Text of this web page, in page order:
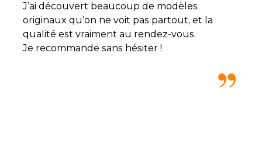
J’ai découvert beaucoup de modèles
originaux qu’on ne voit pas partout, et la
qualité est vraiment au rendez-vous.
Je recommande sans hésiter !